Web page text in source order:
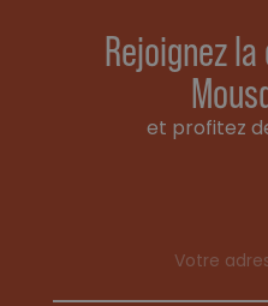
Rejoignez
et profitez